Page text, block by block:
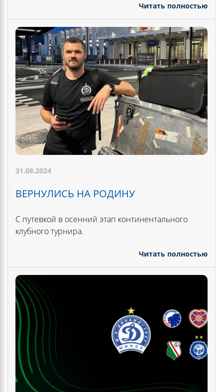
Читать полностью
31.08.2024
ВЕРНУЛИСЬ НА РОДИНУ
С путевкой в осенний этап континентального
клубного турнира.
Читать полностью